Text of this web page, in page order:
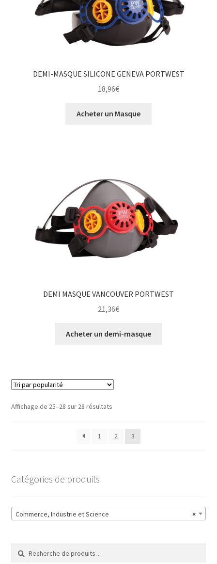
DEMI-MASQUE SILICONE GENEVA PORTWEST
18,96€
Acheter un Masque
DEMI MASQUE VANCOUVER PORTWEST
21,36€
Acheter un demi-masque
Affichage de 25–28 sur 28 résultats
1 2 3
Catégories de produits
×
Commerce, Industrie et Science
Recherche
pour :
Recherche